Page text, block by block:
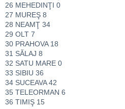
26 MEHEDINŢI 0
27 MUREŞ 8
28 NEAMŢ 34
29 OLT 7
30 PRAHOVA 18
31 SĂLAJ 8
32 SATU MARE 0
33 SIBIU 36
34 SUCEAVA 42
35 TELEORMAN 6
36 TIMIŞ 15